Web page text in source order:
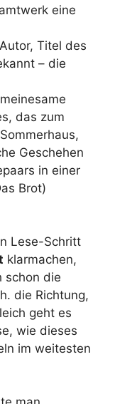
eine
Titel des
– die
das zum
Geschehen
in einer
Brot)
Lese-Schritt
klarmachen,
schon die
die Richtung,
geht es
wie dieses
im weitesten